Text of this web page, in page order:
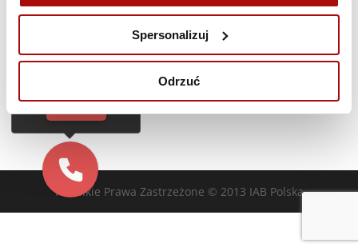
Spersonalizuj
Odrzuć
Poprzedni dzień Następny dzień
Zasubskrybuj kalendarz
Wszelkie Prawa Zastrzeżone © 2013 IAB Polska
Cześć!
do Ciebie za darmo
TAK